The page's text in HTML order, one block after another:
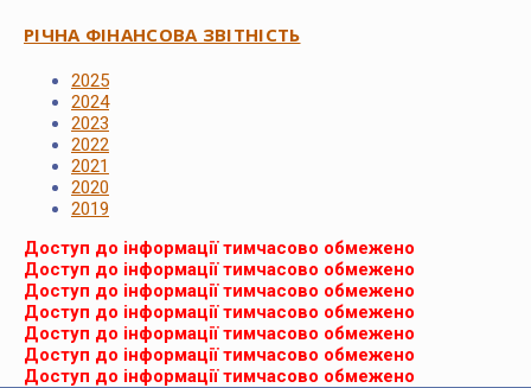
РІЧНА ФІНАНСОВА ЗВІТНІСТЬ
2025
2024
2023
2022
2021
2020
2019
Доступ до інформації тимчасово обмежено
Доступ до інформації тимчасово обмежено
Доступ до інформації тимчасово обмежено
Доступ до інформації тимчасово обмежено
Доступ до інформації тимчасово обмежено
Доступ до інформації тимчасово обмежено
Доступ до інформації тимчасово обмежено